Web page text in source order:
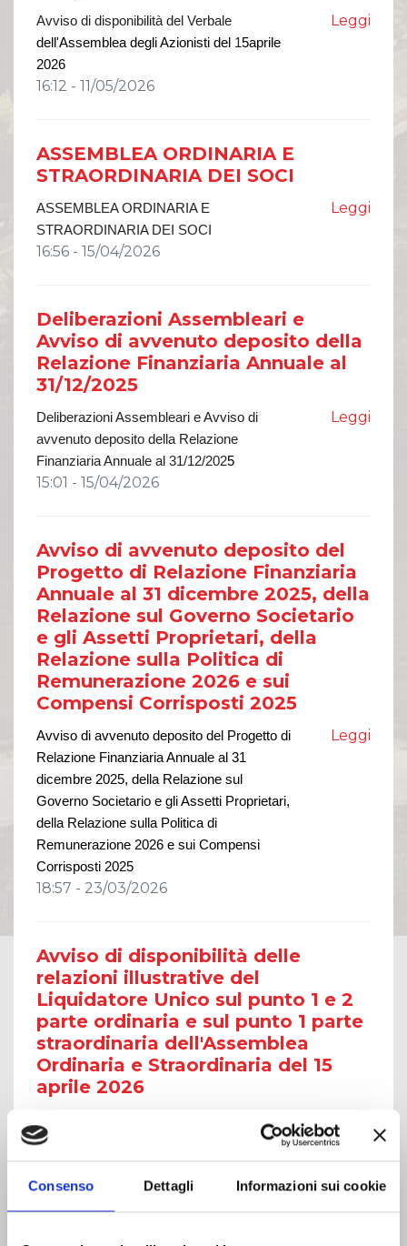
Consenso Dettagli Informazioni sui cookie
Avviso di disponibilità del Verbale
dell'Assemblea degli Azionisti del 15aprile
2026
16:12 - 11/05/2026
Leggi
ASSEMBLEA ORDINARIA E
STRAORDINARIA DEI SOCI
ASSEMBLEA ORDINARIA E
STRAORDINARIA DEI SOCI
16:56 - 15/04/2026
Leggi
Deliberazioni Assembleari e
Avviso di avvenuto deposito della
Relazione Finanziaria Annuale al
31/12/2025
Deliberazioni Assembleari e Avviso di
avvenuto deposito della Relazione
Finanziaria Annuale al 31/12/2025
15:01 - 15/04/2026
Leggi
Avviso di avvenuto deposito del
Progetto di Relazione Finanziaria
Annuale al 31 dicembre 2025, della
Relazione sul Governo Societario
e gli Assetti Proprietari, della
Relazione sulla Politica di
Remunerazione 2026 e sui
Compensi Corrisposti 2025
Avviso di avvenuto deposito del Progetto di
Relazione Finanziaria Annuale al 31
dicembre 2025, della Relazione sul
Governo Societario e gli Assetti Proprietari,
della Relazione sulla Politica di
Remunerazione 2026 e sui Compensi
Corrisposti 2025
18:57 - 23/03/2026
Leggi
Avviso di disponibilità delle
relazioni illustrative del
Liquidatore Unico sul punto 1 e 2
parte ordinaria e sul punto 1 parte
straordinaria dell'Assemblea
Ordinaria e Straordinaria del 15
aprile 2026
illustrative del Liquidatore Unico sul punto 1
e 2 parte ordinaria e sul punto 1 parte
straordinaria dell'Assemblea Ordinaria e